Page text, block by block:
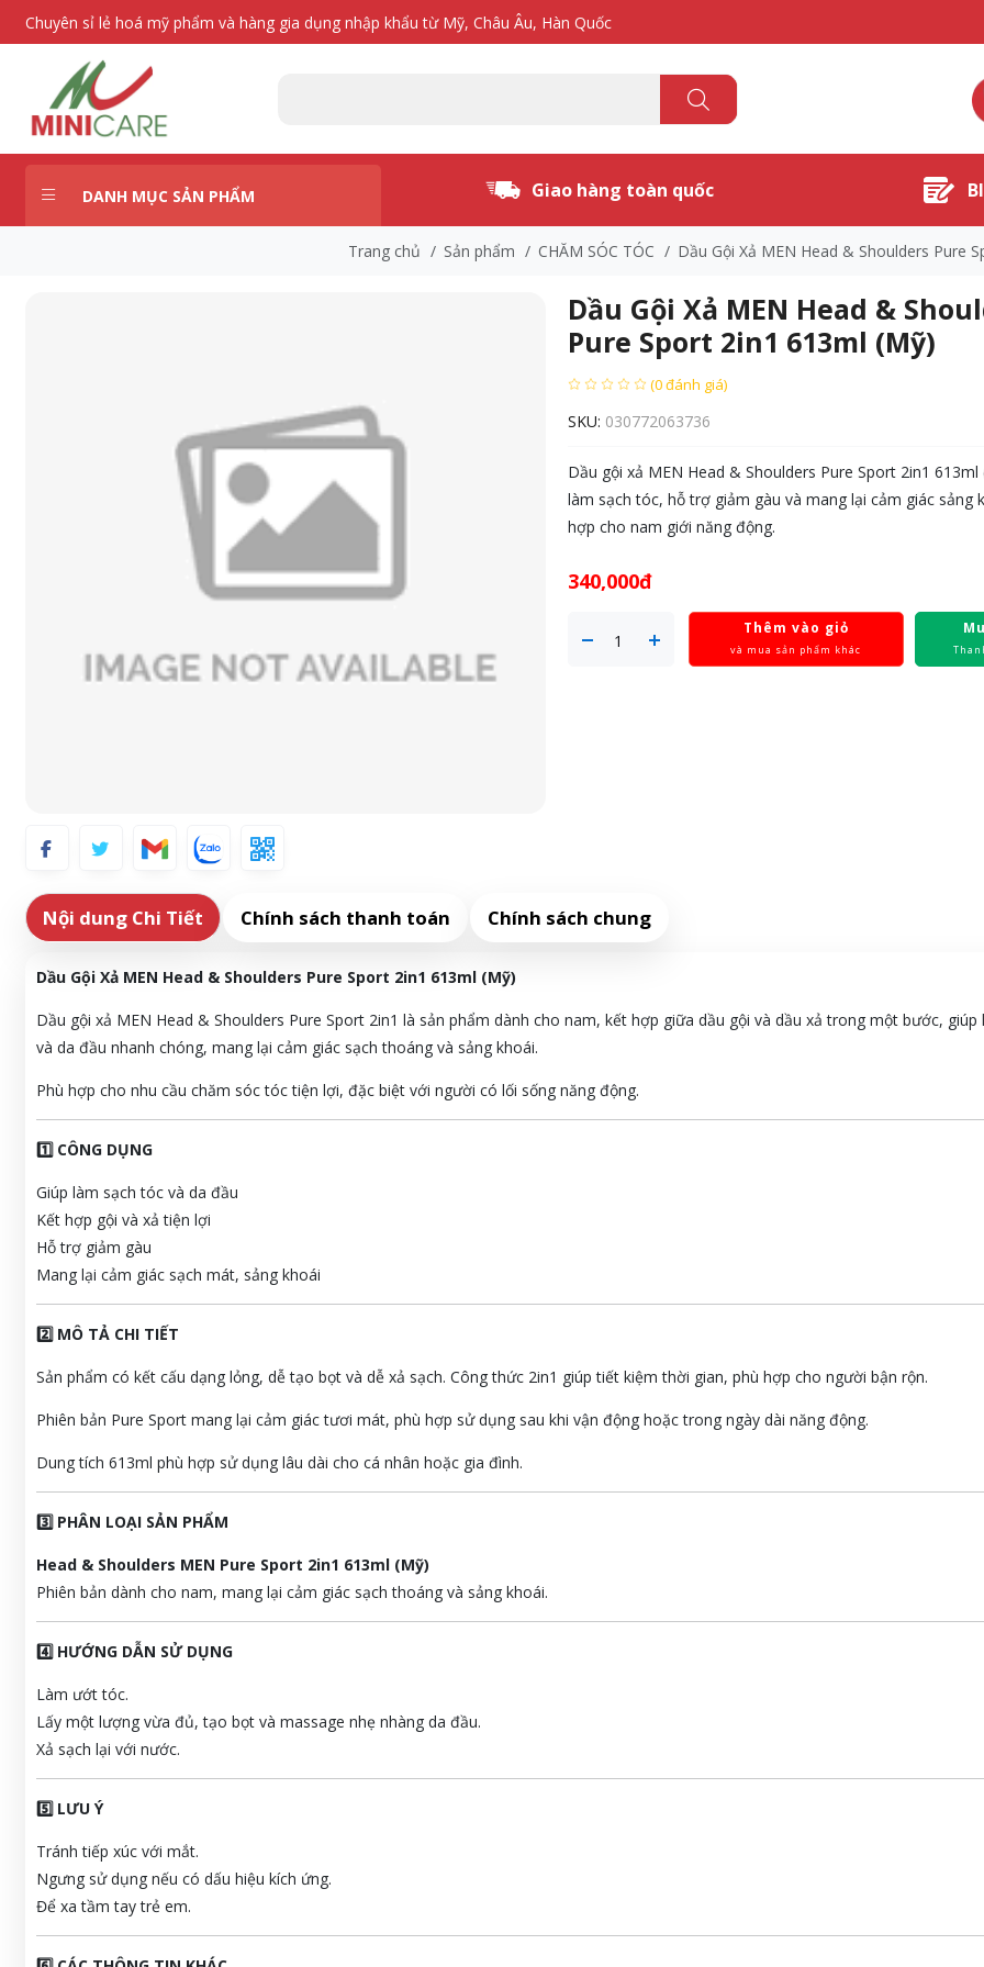
Chuyên sỉ lẻ hoá mỹ phẩm và hàng gia dụng nhập khẩu từ Mỹ, Châu Âu, Hàn Quốc
DANH MỤC SẢN PHẨM Giao hàng toàn quốc
Trang chủ / Sản phẩm / CHĂM SÓC TÓC / Dầu Gội Xả MEN Head & Shoulders Pure
Dầu Gội Xả MEN Head &
Pure Sport 2in1 613ml (Mỹ)
(0 đánh giá)
SKU: 030772063736
Dầu gội xả MEN Head & Shoulders Pure Sport 2in1 613ml
làm sạch tóc, hỗ trợ giảm gàu và mang lại cảm giác sảng
hợp cho nam giới năng động.
340,000đ
Thêm vào giỏ
và mua sản phẩm khác
Nội dung Chi Tiết Chính sách thanh toán Chính sách chung
Dầu Gội Xả MEN Head & Shoulders Pure Sport 2in1 613ml (Mỹ)
Dầu gội xả MEN Head & Shoulders Pure Sport 2in1 là sản phẩm dành cho nam, kết hợp giữa dầu gội và dầu xả trong một bước, giúp
và da đầu nhanh chóng, mang lại cảm giác sạch thoáng và sảng khoái.
Phù hợp cho nhu cầu chăm sóc tóc tiện lợi, đặc biệt với người có lối sống năng động.
1️⃣ CÔNG DỤNG
Giúp làm sạch tóc và da đầu
Kết hợp gội và xả tiện lợi
Hỗ trợ giảm gàu
Mang lại cảm giác sạch mát, sảng khoái
2️⃣ MÔ TẢ CHI TIẾT
Sản phẩm có kết cấu dạng lỏng, dễ tạo bọt và dễ xả sạch. Công thức 2in1 giúp tiết kiệm thời gian, phù hợp cho người bận rộn.
Phiên bản Pure Sport mang lại cảm giác tươi mát, phù hợp sử dụng sau khi vận động hoặc trong ngày dài năng động.
Dung tích 613ml phù hợp sử dụng lâu dài cho cá nhân hoặc gia đình.
3️⃣ PHÂN LOẠI SẢN PHẨM
Head & Shoulders MEN Pure Sport 2in1 613ml (Mỹ)
Phiên bản dành cho nam, mang lại cảm giác sạch thoáng và sảng khoái.
4️⃣ HƯỚNG DẪN SỬ DỤNG
Làm ướt tóc.
Lấy một lượng vừa đủ, tạo bọt và massage nhẹ nhàng da đầu.
Xả sạch lại với nước.
5️⃣ LƯU Ý
Tránh tiếp xúc với mắt.
Ngưng sử dụng nếu có dấu hiệu kích ứng.
Để xa tầm tay trẻ em.